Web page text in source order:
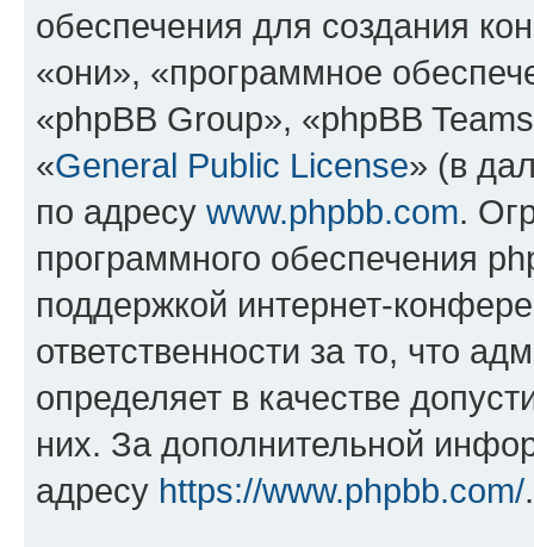
обеспечения для создания
«они», «программное
«phpBB Group», «phpBB
«General Public License» (в
по адресу www.phpbb.com.
программного обеспечения
поддержкой интернет-
ответственности за то, что
определяет в качестве
них. За дополнительной
адресу https://www.phpbb.com/.